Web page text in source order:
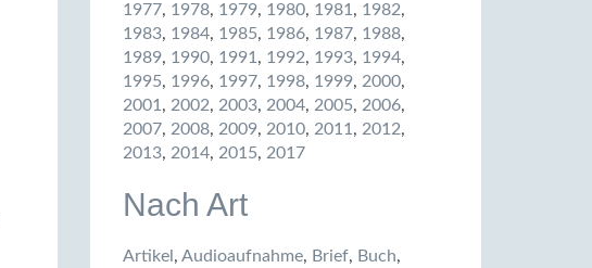
1977, 1978, 1979, 1980, 1981 , 1982,
1983, 1984, 1985, 1986, 1987, 1988,
1989, 1990, 1991 , 1992, 1993, 1994,
1995, 1996, 1997, 1998, 1999, 2000,
2001 , 2002, 2003, 2004, 2005, 2006,
2007, 2008, 2009, 2010, 2011 , 2012,
2013, 2014, 2015, 2017
Nach Art
Artikel , Audioaufnahme, Brief, Buch,